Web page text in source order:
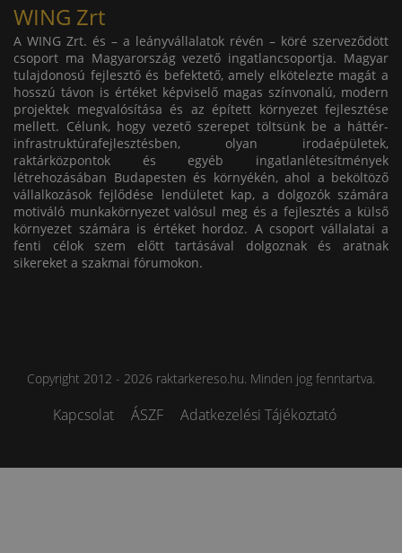
WING Zrt
A WING Zrt. és – a leányvállalatok révén – köré szerveződött
csoport ma Magyarország vezető ingatlancsoportja. Magyar
tulajdonosú fejlesztő és befektető, amely elkötelezte magát a
hosszú távon is értéket képviselő magas színvonalú, modern
projektek megvalósítása és az épített környezet fejlesztése
mellett. Célunk, hogy vezető szerepet töltsünk be a háttér-
infrastruktúrafejlesztésben, olyan irodaépületek,
raktárközpontok és egyéb ingatlanlétesítmények
létrehozásában Budapesten és környékén, ahol a beköltöző
vállalkozások fejlődése lendületet kap, a dolgozók számára
motiváló munkakörnyezet valósul meg és a fejlesztés a külső
környezet számára is értéket hordoz. A csoport vállalatai a
fenti célok szem előtt tartásával dolgoznak és aratnak
sikereket a szakmai fórumokon.
Copyright 2012 - 2026 raktarkereso.hu. Minden jog fenntartva.
Kapcsolat ÁSZF Adatkezelési Tájékoztató